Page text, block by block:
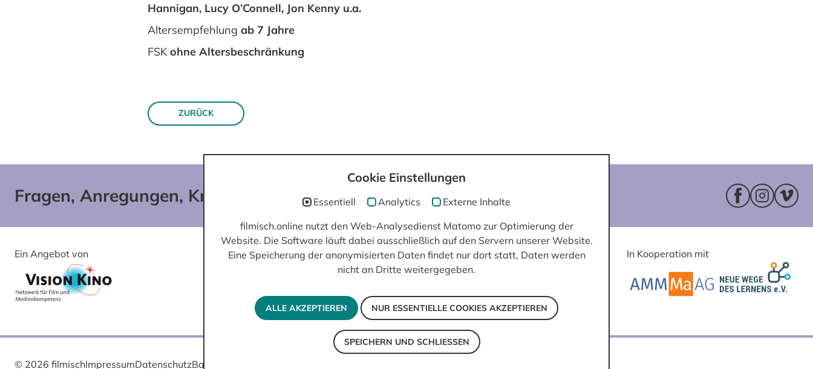
Hannigan, Lucy O’Connell, Jon Kenny u.a.
Altersempfehlung ab 7 Jahre
FSK ohne Altersbeschränkung
ZURÜCK
Fragen, Anregungen, Kritik? post(at)filmisch.online
Ein Angebot von Gefördert von In Kooperation mit
© 2026 filmischImpressumDatenschutzBarrierefreiheit
Cookie Einstellungen
Essentiell Analytics Externe Inhalte
filmisch.online nutzt den Web-Analysedienst Matomo zur Optimierung der
Website. Die Software läuft dabei ausschließlich auf den Servern unserer Website.
Eine Speicherung der anonymisierten Daten findet nur dort statt, Daten werden
nicht an Dritte weitergegeben.
ALLE AKZEPTIEREN NUR ESSENTIELLE COOKIES AKZEPTIEREN
SPEICHERN UND SCHLIESSEN